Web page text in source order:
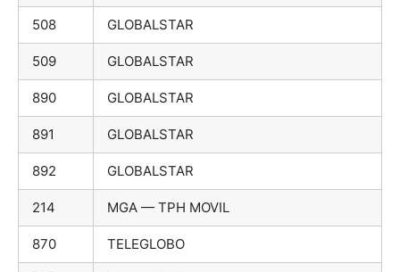
508 GLOBALSTAR
509 GLOBALSTAR
890 GLOBALSTAR
891 GLOBALSTAR
892 GLOBALSTAR
214 MGA — TPH MOVIL
870 TELEGLOBO